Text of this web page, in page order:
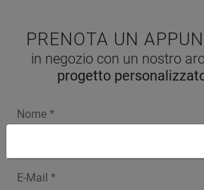
PRENOTA UN
in negozio con un nostro
progetto